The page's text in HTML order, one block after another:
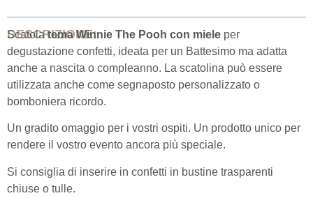
DESCRIZIONE:
Scatolatema Winnie The Pooh con miele per
degustazione confetti, ideata per un Battesimo ma adatta
anche a nascita o compleanno. La scatolina può essere
utilizzata anche come segnaposto personalizzato o
bomboniera ricordo.
Un gradito omaggio per i vostri ospiti. Un prodotto unico per
rendere il vostro evento ancora più speciale.
Si consiglia di inserire in confetti in bustine trasparenti
chiuse o tulle.